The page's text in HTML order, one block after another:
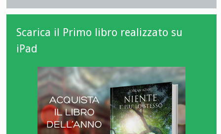
Scarica il Primo libro realizzato su
iPad